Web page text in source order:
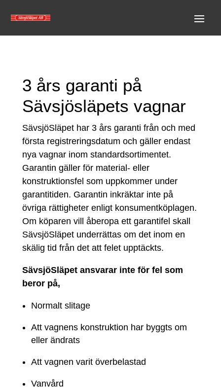
3 års garanti på
Sävsjösläpets vagnar
SävsjöSläpet har 3 års garanti från och med
första registreringsdatum och gäller endast
nya vagnar inom standardsortimentet.
Garantin gäller för material- eller
konstruktionsfel som uppkommer under
garantitiden. Garantin inkräktar inte på
övriga rättigheter enligt konsumentköplagen.
Om köparen vill åberopa ett garantifel skall
SävsjöSläpet underrättas om det inom en
skälig tid från det att felet upptäckts.
SävsjöSläpet ansvarar inte för fel som
beror på,
Normalt slitage
Att vagnens konstruktion har byggts om
eller ändrats
Att vagnen varit överbelastad
Vanvård